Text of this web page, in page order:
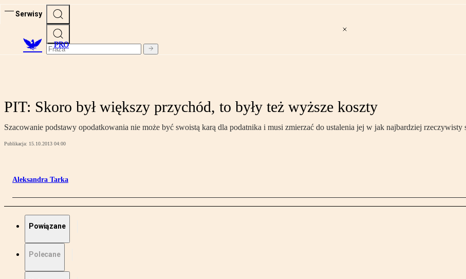
Serwisy
PRO
PIT: Skoro był większy przychód, to były też wyższe koszty
Szacowanie podstawy opodatkowania nie może być swoistą karą dla podatnika i musi zmierzać do ustalenia jej w jak najbardziej rzeczywisty
Publikacja: 15.10.2013 04:00
Aleksandra Tarka
Powiązane
Polecane